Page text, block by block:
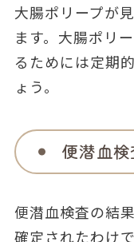
大腸ポリープが
ます。大腸ポリ
るためには定期
ょう。
便潜血
便潜血検査の結
確定されたわけ